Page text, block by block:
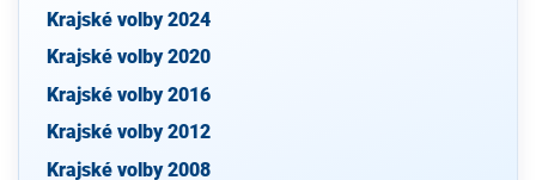
Krajské volby 2024
Krajské volby 2020
Krajské volby 2016
Krajské volby 2012
Krajské volby 2008